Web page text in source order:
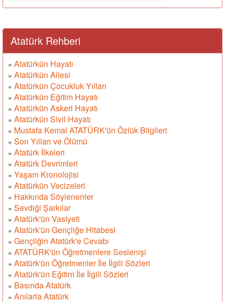
Atatürk Rehberi
» Atatürkün Hayatı
» Atatürkün Ailesi
» Atatürkün Çocukluk Yılları
» Atatürkün Eğitim Hayatı
» Atatürkün Askeri Hayatı
» Atatürkün Sivil Hayatı
» Mustafa Kemal ATATÜRK'ün Özlük Bilgileri
» Son Yılları ve Ölümü
» Atatürk İlkeleri
» Atatürk Devrimleri
» Yaşam Kronolojisi
» Atatürkün Vecizeleri
» Hakkında Söylenenler
» Sevdiği Şarkılar
» Atatürk'ün Vasiyeti
» Atatürk'ün Gençliğe Hitabesi
» Gençliğin Atatürk'e Cevabı
» ATATÜRK'ün Öğretmenlere Seslenişi
» Atatürk'ün Öğretmenler İle İlgili Sözleri
» Atatürk'ün Eğitim İle İlgili Sözleri
» Basında Atatürk
» Anılarla Atatürk